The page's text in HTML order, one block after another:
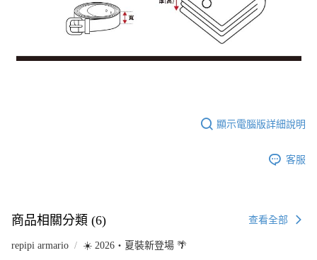
顯示電腦版詳細說明
客服
商品相關分類 (6) 查看全部
repipi armario ☀️ 2026・夏裝新登場 🌴